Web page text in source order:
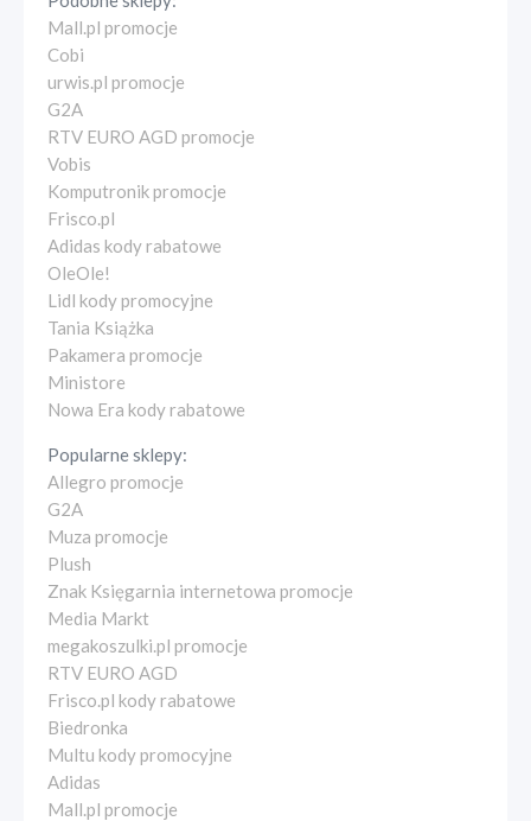
Mall.pl promocje
Cobi
urwis.pl promocje
G2A
RTV EURO AGD promocje
Vobis
Komputronik promocje
Frisco.pl
Adidas kody rabatowe
OleOle!
Lidl kody promocyjne
Tania Książka
Pakamera promocje
Ministore
Nowa Era kody rabatowe
Popularne sklepy:
Allegro promocje
G2A
Muza promocje
Plush
Znak Księgarnia internetowa promocje
Media Markt
megakoszulki.pl promocje
RTV EURO AGD
Frisco.pl kody rabatowe
Biedronka
Multu kody promocyjne
Adidas
Mall.pl promocje